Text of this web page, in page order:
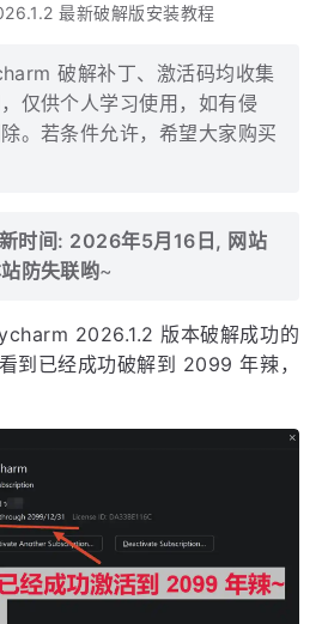
最新破解版安装教程
破解补丁、激活码均收集
仅供个人学习使用，如有侵
。若条件允许，希望大家购买
时间: 2026年5月16日, 网站
防失联哟~
2026.1.2 版本破解成功的
到已经成功破解到 2099 年辣，